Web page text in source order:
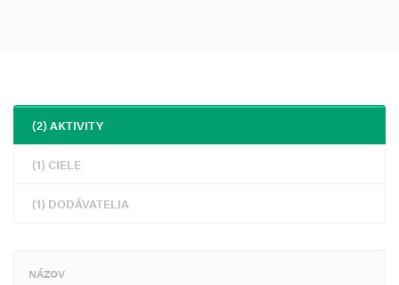
(2) AKTIVITY
(1) CIELE
(1) DODÁVATELIA
NÁZOV